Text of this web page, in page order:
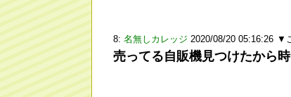
8: 名無しカレッジ 2020/08/20 05:16:26 ▼
売ってる自販機見つけたから